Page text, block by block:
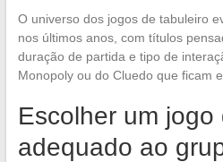
O universo dos jogos de tabuleiro
nos últimos anos, com títulos
duração de partida e tipo de
Monopoly ou do Cluedo que ficam
Escolher um jogo
adequado ao